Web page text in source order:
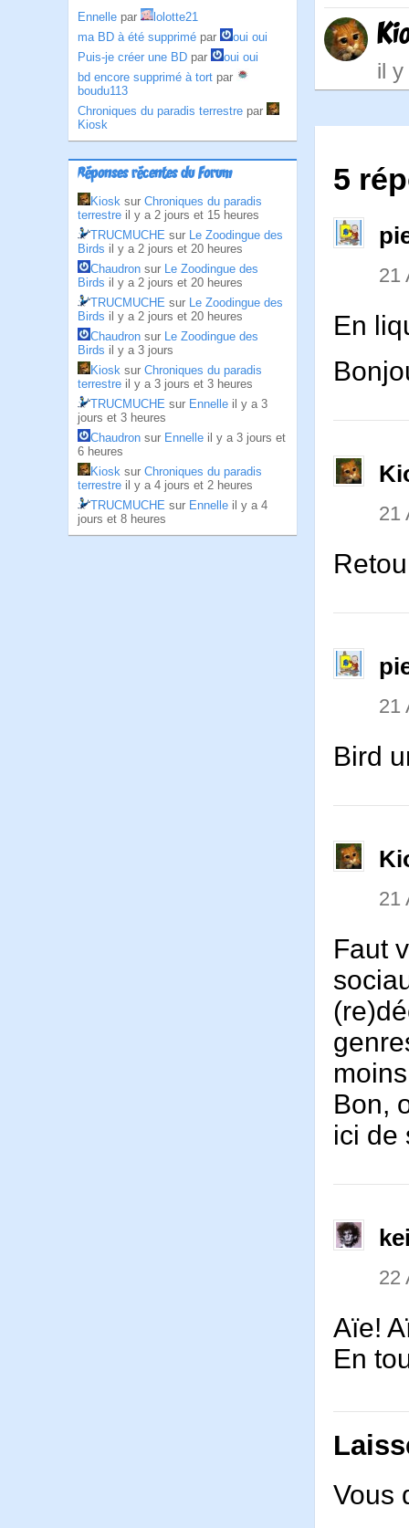
Ennelle par
lolotte21
ma BD à été supprimé par
oui oui
Puis-je créer une BD par
oui oui
bd encore supprimé à tort par
boudu113
Chroniques du paradis terrestre par
Kiosk
Réponses récentes du Forum
Kiosk sur Chroniques du paradis
terrestre il y a 2 jours et 15 heures
TRUCMUCHE sur Le Zoodingue des
Birds il y a 2 jours et 20 heures
Chaudron sur Le Zoodingue des
Birds il y a 2 jours et 20 heures
TRUCMUCHE sur Le Zoodingue des
Birds il y a 2 jours et 20 heures
Chaudron sur Le Zoodingue des
Birds il y a 3 jours
Kiosk sur Chroniques du paradis
terrestre il y a 3 jours et 3 heures
TRUCMUCHE sur Ennelle il y a 3
jours et 3 heures
Chaudron sur Ennelle il y a 3 jours et
6 heures
Kiosk sur Chroniques du paradis
terrestre il y a 4 jours et 2 heures
TRUCMUCHE sur Ennelle il y a 4
jours et 8 heures
il
5
21
En
21
21
Bird
21
Faut
Bon,
ici de
22
Aïe!
En
Vous